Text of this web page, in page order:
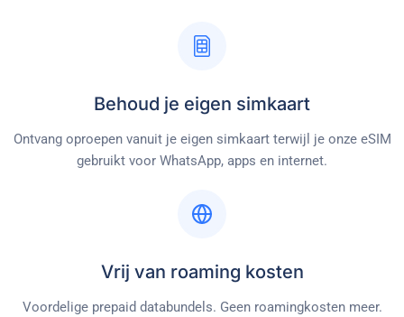
Behoud je eigen simkaart
Ontvang oproepen vanuit je eigen simkaart terwijl je onze eSIM
gebruikt voor WhatsApp, apps en internet.
Vrij van roaming kosten
Voordelige prepaid databundels. Geen roamingkosten meer.